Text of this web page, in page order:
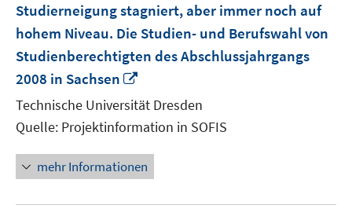
Studierneigung stagniert, aber immer noch auf
hohem Niveau. Die Studien- und Berufswahl von
Studienberechtigten des Abschlussjahrgangs
2008 in Sachsen
Fenster
öffnen
Technische Universität Dresden
Quelle: Projektinformation in SOFIS
mehr Informationen